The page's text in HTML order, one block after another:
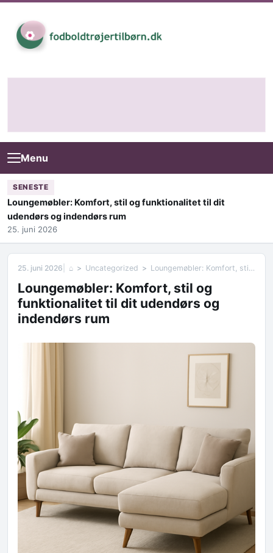
Menu
SENESTE
Loungemøbler: Komfort, stil og funktionalitet til dit
udendørs og indendørs rum
25. juni 2026
25. juni 2026 ⌂ Uncategorized Loungemøbler: Komfort, stil og funktionalitet til dit udendørs og indendørs rum
Loungemøbler: Komfort, stil og
funktionalitet til dit udendørs og
indendørs rum